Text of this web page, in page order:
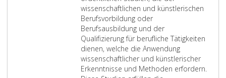
l
o
m
s
t
u
d
f
f
e
r
4
wissenschaftlichen und künstlerischen
Berufsvorbildung oder
Berufsausbildung und der
Qualifizierung für berufliche Tätigkeiten
dienen, welche die Anwendung
wissenschaftlicher und künstlerischer
Erkenntnisse und Methoden erfordern.